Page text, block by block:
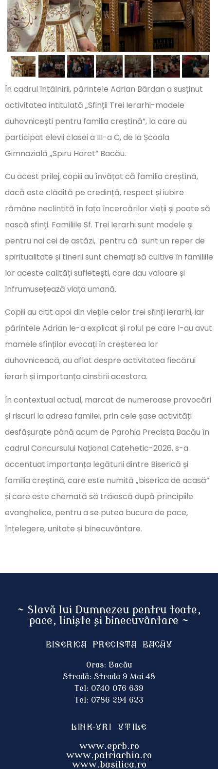
În cadrul întâlnirii, părintele Adrian Bârdan a susținut
activitatea intitulată „Sfinții Trei Ierarhi-modele
duhovnicești pentru familia creștină”, la care au
participat elevii clasei a III-a C, de la Școala
Gimnazială „Spiru Haret” Bacău.
Cu acest prilej, copiii au învățat că familia creștină,
dacă este clădită pe credință, respect și iubire
rămâne neclintită în fața încercărilor vieții și poate să
nască sfinți. Familiile Sf. Trei Ierarhi sunt modele și
pentru noi cei de astăzi, pentru că sunt un reper de
spiritualitate și tinerii sunt chemați să cultive în familiile
lor aceste calități sufletești, care dau valoare și
înfrumusețează viața umană.
Copiii au citit apoi din viețile celor trei sfinți ierarhi, iar
părintele Adrian le-a explicat și rolul pe care l-au avut
mamele sfinților evocați în creșterea lor
duhovniceacă, au aflat despre activitatea fiecărui
ierarh și importanța cinstirii acestora.
În contextual actual, marcat de numeroase provocări
și riscuri la adresa familei, prin cele șase activități
desfășurate până acum de Parohia Precista Bacău în
cadrul Concursului Național Catehetic-2026, s-a
accentuat importanța legăturii dintre Biserică și
familia creștină, care este numită „biserica de acasă”
și care este chemată să trăiască după principiile
evanghelice, pentru a se putea bucura de pace,
înțelegere, unitate și binecuvântare.
~ Slavă lui Dumnezeu pentru toate,
pace, liniște și binecuvântare ~
Biserica Precista BACĂU
Oras: Bacău
Stradă: Strada 9 Mai 48
Tel: 0740 076 639
Tel: 0786 294 623
Link-uri utile
www.eprb.ro
www.patriarhia.ro
www.basilica.ro